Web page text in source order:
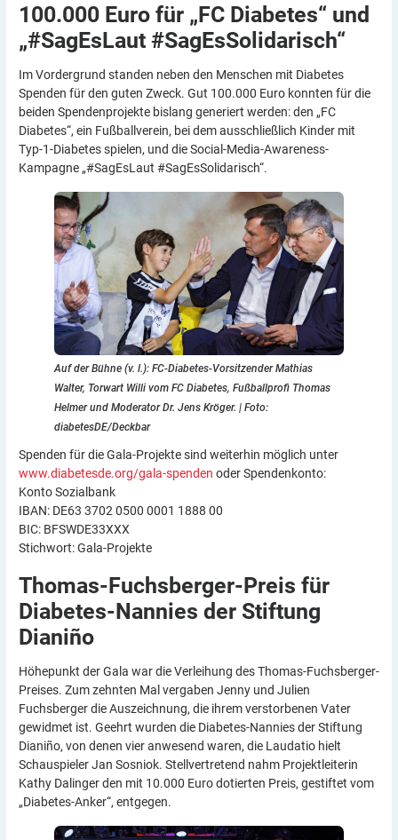
100.000 Euro für „FC Diabetes“ und
„#SagEsLaut #SagEsSolidarisch“
Im Vordergrund standen neben den Menschen mit Diabetes
Spenden für den guten Zweck. Gut 100.000 Euro konnten für die
beiden Spendenprojekte bislang generiert werden: den „FC
Diabetes“, ein Fußballverein, bei dem ausschließlich Kinder mit
Typ-1-Diabetes spielen, und die Social-Media-Awareness-
Kampagne „#SagEsLaut #SagEsSolidarisch“.
Auf der Bühne (v. l.): FC-Diabetes-Vorsitzender Mathias
Walter, Torwart Willi vom FC Diabetes, Fußballprofi Thomas
Helmer und Moderator Dr. Jens Kröger. | Foto:
diabetesDE/Deckbar
Spenden für die Gala-Projekte sind weiterhin möglich unter
www.diabetesde.org/gala-spenden oder Spendenkonto:
Konto Sozialbank
IBAN: DE63 3702 0500 0001 1888 00
BIC: BFSWDE33XXX
Stichwort: Gala-Projekte
Thomas-Fuchsberger-Preis für
Diabetes-Nannies der Stiftung
Dianiño
Höhepunkt der Gala war die Verleihung des Thomas-Fuchsberger-
Preises. Zum zehnten Mal vergaben Jenny und Julien
Fuchsberger die Auszeichnung, die ihrem verstorbenen Vater
gewidmet ist. Geehrt wurden die Diabetes-Nannies der Stiftung
Dianiño, von denen vier anwesend waren, die Laudatio hielt
Schauspieler Jan Sosniok. Stellvertretend nahm Projektleiterin
Kathy Dalinger den mit 10.000 Euro dotierten Preis, gestiftet vom
„Diabetes-Anker“, entgegen.